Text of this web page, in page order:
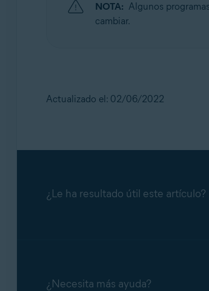
NOTA: Algunos
cambiar.
Actualizado el: 02/06/2022
¿Le ha resultado útil este artículo?
¿Necesita más ayuda?